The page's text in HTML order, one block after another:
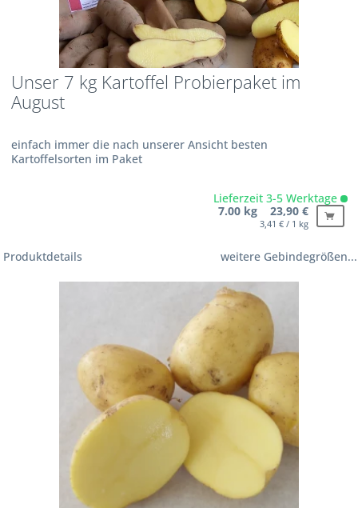
Unser 7 kg Kartoffel Probierpaket im
August
einfach immer die nach unserer Ansicht besten
Kartoffelsorten im Paket
Lieferzeit 3-5 Werktage
7.00 kg 23,90 €
3,41 € / 1 kg
Produktdetails weitere Gebindegrößen...